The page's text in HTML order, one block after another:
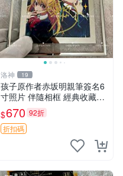
洛神 19
孩子原作者赤坂明親筆簽名6
寸照片 伴隨相框 經典收藏周
邊 官方認證
$670 92折
折扣碼